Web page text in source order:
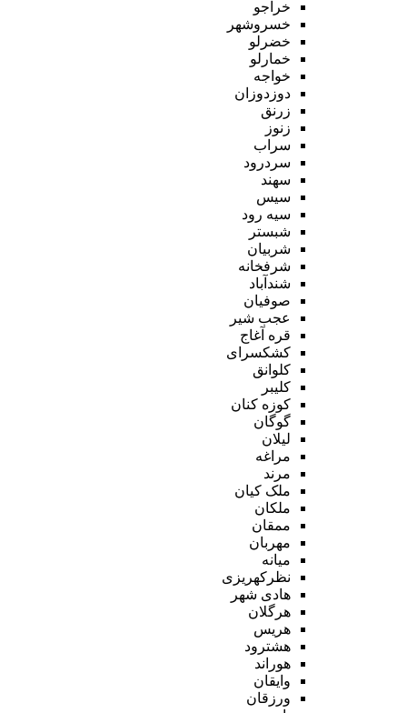
خراجو
خسروشهر
خضرلو
خمارلو
خواجه
دوزدوزان
زرنق
زنوز
سراب
سردرود
سهند
سیس
سیه رود
شبستر
شربیان
شرفخانه
شندآباد
صوفیان
عجب شیر
قره آغاج
کشکسرای
کلوانق
کلیبر
کوزه کنان
گوگان
لیلان
مراغه
مرند
ملک کیان
ملکان
ممقان
مهربان
میانه
نظرکهریزی
هادی شهر
هرگلان
هریس
هشترود
هوراند
وایقان
ورزقان